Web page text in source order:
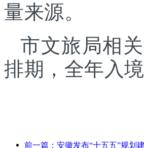
量来源。
市文旅局相
排期，全年入